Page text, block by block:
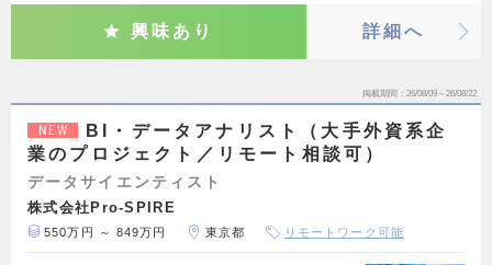
興味あり 詳細へ
掲載期間 26/08/09～26/08/22
NEW
BI・データアナリスト（大手外資系企
業のプロジェクト／リモート相談可）
データサイエンティスト
株式会社Pro-SPIRE
550万円 ～ 849万円 東京都 リモートワーク可能